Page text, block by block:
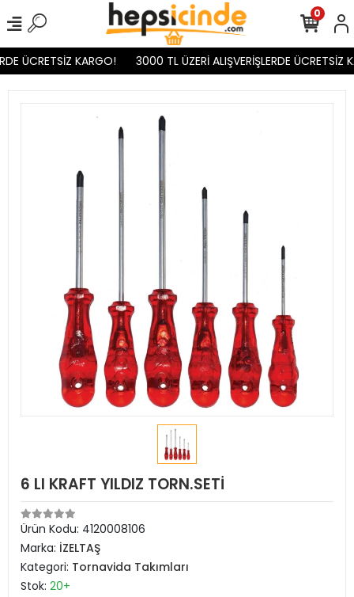
ÜCRETSİZ KARGO! 3000 TL ÜZERİ ALIŞVERİŞLERDE ÜCRETSİZ
0
6 LI KRAFT YILDIZ TORN.SETİ
Ürün Kodu: 4120008106
Marka: İZELTAŞ
Kategori: Tornavida Takımları
Stok: 20+